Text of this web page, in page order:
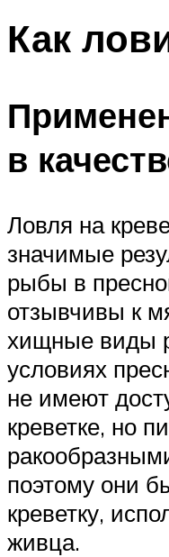
Как
в
Ловля на
значимые
рыбы в
отзывчивы к
хищные виды
условиях
не имеют
креветке, но
поэтому они
креветку,
живца.